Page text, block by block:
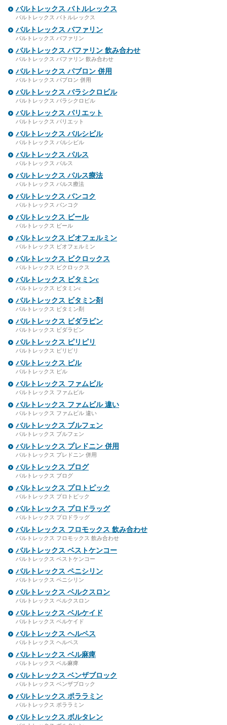
バルトレックス バトルレックス
バルトレックス バトルレックス
バルトレックス バファリン
バルトレックス バファリン
バルトレックス バファリン 飲み合わせ
バルトレックス バファリン 飲み合わせ
バルトレックス パブロン 併用
バルトレックス パブロン 併用
バルトレックス バラシクロビル
バルトレックス バラシクロビル
バルトレックス パリエット
バルトレックス パリエット
バルトレックス バルシビル
バルトレックス バルシビル
バルトレックス パルス
バルトレックス パルス
バルトレックス パルス療法
バルトレックス パルス療法
バルトレックス バンコク
バルトレックス バンコク
バルトレックス ビール
バルトレックス ビール
バルトレックス ビオフェルミン
バルトレックス ビオフェルミン
バルトレックス ビクロックス
バルトレックス ビクロックス
バルトレックス ビタミンc
バルトレックス ビタミンc
バルトレックス ビタミン剤
バルトレックス ビタミン剤
バルトレックス ビダラビン
バルトレックス ビダラビン
バルトレックス ピリピリ
バルトレックス ピリピリ
バルトレックス ピル
バルトレックス ピル
バルトレックス ファムビル
バルトレックス ファムビル
バルトレックス ファムビル 違い
バルトレックス ファムビル 違い
バルトレックス ブルフェン
バルトレックス ブルフェン
バルトレックス プレドニン 併用
バルトレックス プレドニン 併用
バルトレックス ブログ
バルトレックス ブログ
バルトレックス プロトピック
バルトレックス プロトピック
バルトレックス プロドラッグ
バルトレックス プロドラッグ
バルトレックス フロモックス 飲み合わせ
バルトレックス フロモックス 飲み合わせ
バルトレックス ベストケンコー
バルトレックス ベストケンコー
バルトレックス ペニシリン
バルトレックス ペニシリン
バルトレックス ベルクスロン
バルトレックス ベルクスロン
バルトレックス ベルケイド
バルトレックス ベルケイド
バルトレックス ヘルペス
バルトレックス ヘルペス
バルトレックス ベル麻痺
バルトレックス ベル麻痺
バルトレックス ベンザブロック
バルトレックス ベンザブロック
バルトレックス ポララミン
バルトレックス ポララミン
バルトレックス ボルタレン